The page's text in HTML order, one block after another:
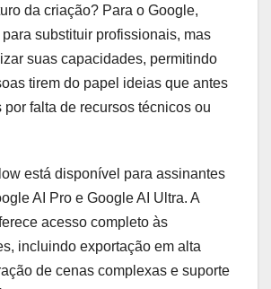
da criação? Para o Google,
substituir profissionais, mas
suas capacidades, permitindo
tirem do papel ideias que antes
falta de recursos técnicos ou
está disponível para assinantes
AI Pro e Google AI Ultra. A
acesso completo às
incluindo exportação em alta
de cenas complexas e suporte